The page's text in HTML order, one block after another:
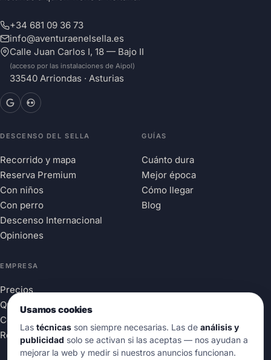
+34 681 09 36 73
info@aventuraenelsella.es
Calle Juan Carlos I, 18 — Bajo II
(acceso por las instalaciones de Aipol)
33540 Arriondas · Asturias
DESCENSO DEL SELLA
Recorrido y mapa
Reserva Premium
Con niños
Con perro
Descenso Internacional
Opiniones
GUÍAS
Cuánto dura
Mejor época
Cómo llegar
Blog
EMPRESA
Precios
Quiénes somos
Contacto
Reservar
Usamos cookies
Las técnicas son siempre necesarias. Las de análisis y
publicidad solo se activan si las aceptas — nos ayudan a
mejorar la web y medir si nuestros anuncios funcionan.